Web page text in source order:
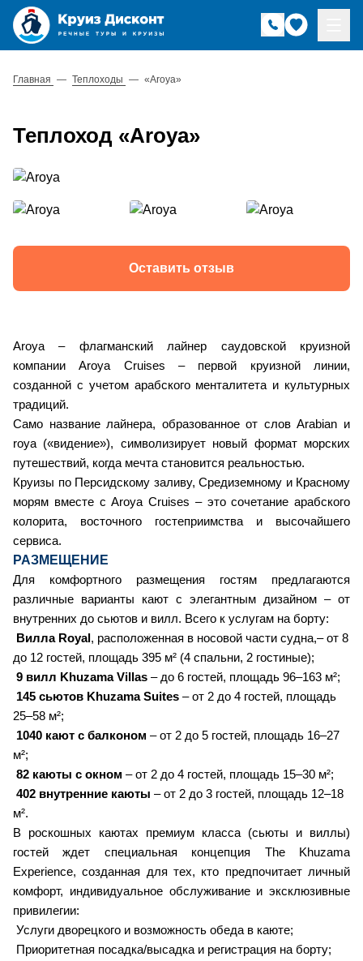
Главная — Теплоходы — «Aroya»
Теплоход «Aroya»
Оставить отзыв
Aroya – флагманский лайнер саудовской круизной
компании Aroya Cruises – первой круизной линии,
созданной с учетом арабского менталитета и культурных
традиций.
Само название лайнера, образованное от слов Arabian и
roya («видение»), символизирует новый формат морских
путешествий, когда мечта становится реальностью.
Круизы по Персидскому заливу, Средиземному и Красному
морям вместе с Aroya Cruises – это сочетание арабского
колорита, восточного гостеприимства и высочайшего
сервиса.
РАЗМЕЩЕНИЕ
Для комфортного размещения гостям предлагаются
различные варианты кают с элегантным дизайном – от
внутренних до сьютов и вилл. Всего к услугам на борту:
Вилла Royal , расположенная в носовой части судна,– от 8
до 12 гостей, площадь 395 м² (4 спальни, 2 гостиные);
9 вилл Khuzama Villas – до 6 гостей, площадь 96–163 м²;
145 сьютов Khuzama Suites – от 2 до 4 гостей, площадь
25–58 м²;
1040 кают с балконом – от 2 до 5 гостей, площадь 16–27
м²;
82 каюты с окном – от 2 до 4 гостей, площадь 15–30 м²;
402 внутренние каюты – от 2 до 3 гостей, площадь 12–18
м².
В роскошных каютах премиум класса (сьюты и виллы)
гостей ждет специальная концепция The Khuzama
Experience, созданная для тех, кто предпочитает личный
комфорт, индивидуальное обслуживание и эксклюзивные
привилегии:
Услуги дворецкого и возможность обеда в каюте;
Приоритетная посадка/высадка и регистрация на борту;